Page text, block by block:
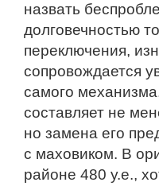
назвать
долговечностью
переключения,
сопровождается
самого
составляет не
но замена его
с маховиком. В
районе 480 у.е.,